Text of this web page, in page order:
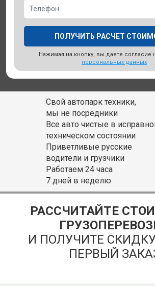
Нажимая на кнопку, вы даете согласие
персональных данных
Свой автопарк техники,
мы не посредники
Все авто чистые в
техническом состоянии
Приветливые русские
водители и грузчики
Работаем 24 часа
7 дней в неделю
РАССЧИТАЙТЕ
И ПОЛУЧИТЕ СКИДКУ
ПЕРВЫЙ